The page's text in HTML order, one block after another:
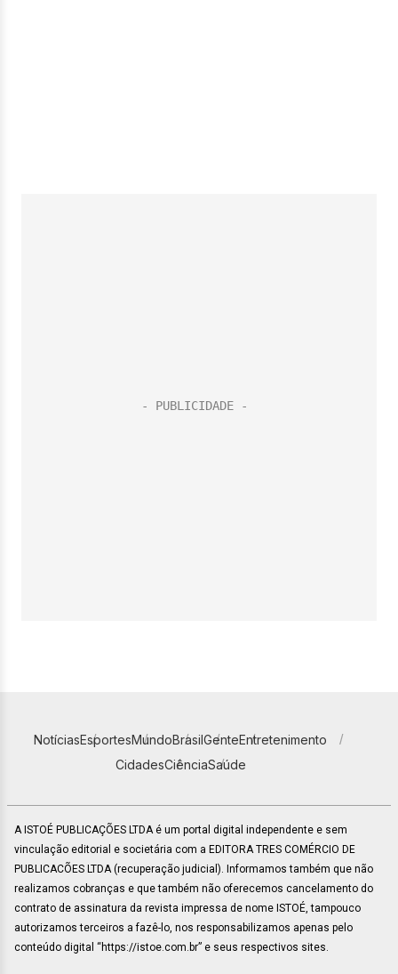
NotíciasEsportesMundoBrasilGenteEntretenimento
CidadesCiênciaSaúde
A ISTOÉ PUBLICAÇÕES LTDA é um portal digital independente e sem
vinculação editorial e societária com a EDITORA TRES COMÉRCIO DE
PUBLICACÕES LTDA (recuperação judicial). Informamos também que não
realizamos cobranças e que também não oferecemos cancelamento do
contrato de assinatura da revista impressa de nome ISTOÉ, tampouco
autorizamos terceiros a fazê-lo, nos responsabilizamos apenas pelo
conteúdo digital “https://istoe.com.br” e seus respectivos sites.